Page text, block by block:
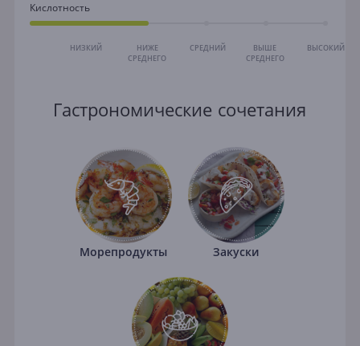
Кислотность
НИЗКИЙ
НИЖЕ
СРЕДНЕГО
СРЕДНИЙ
ВЫШЕ
СРЕДНЕГО
ВЫСОКИЙ
Гастрономические сочетания
Морепродукты Закуски